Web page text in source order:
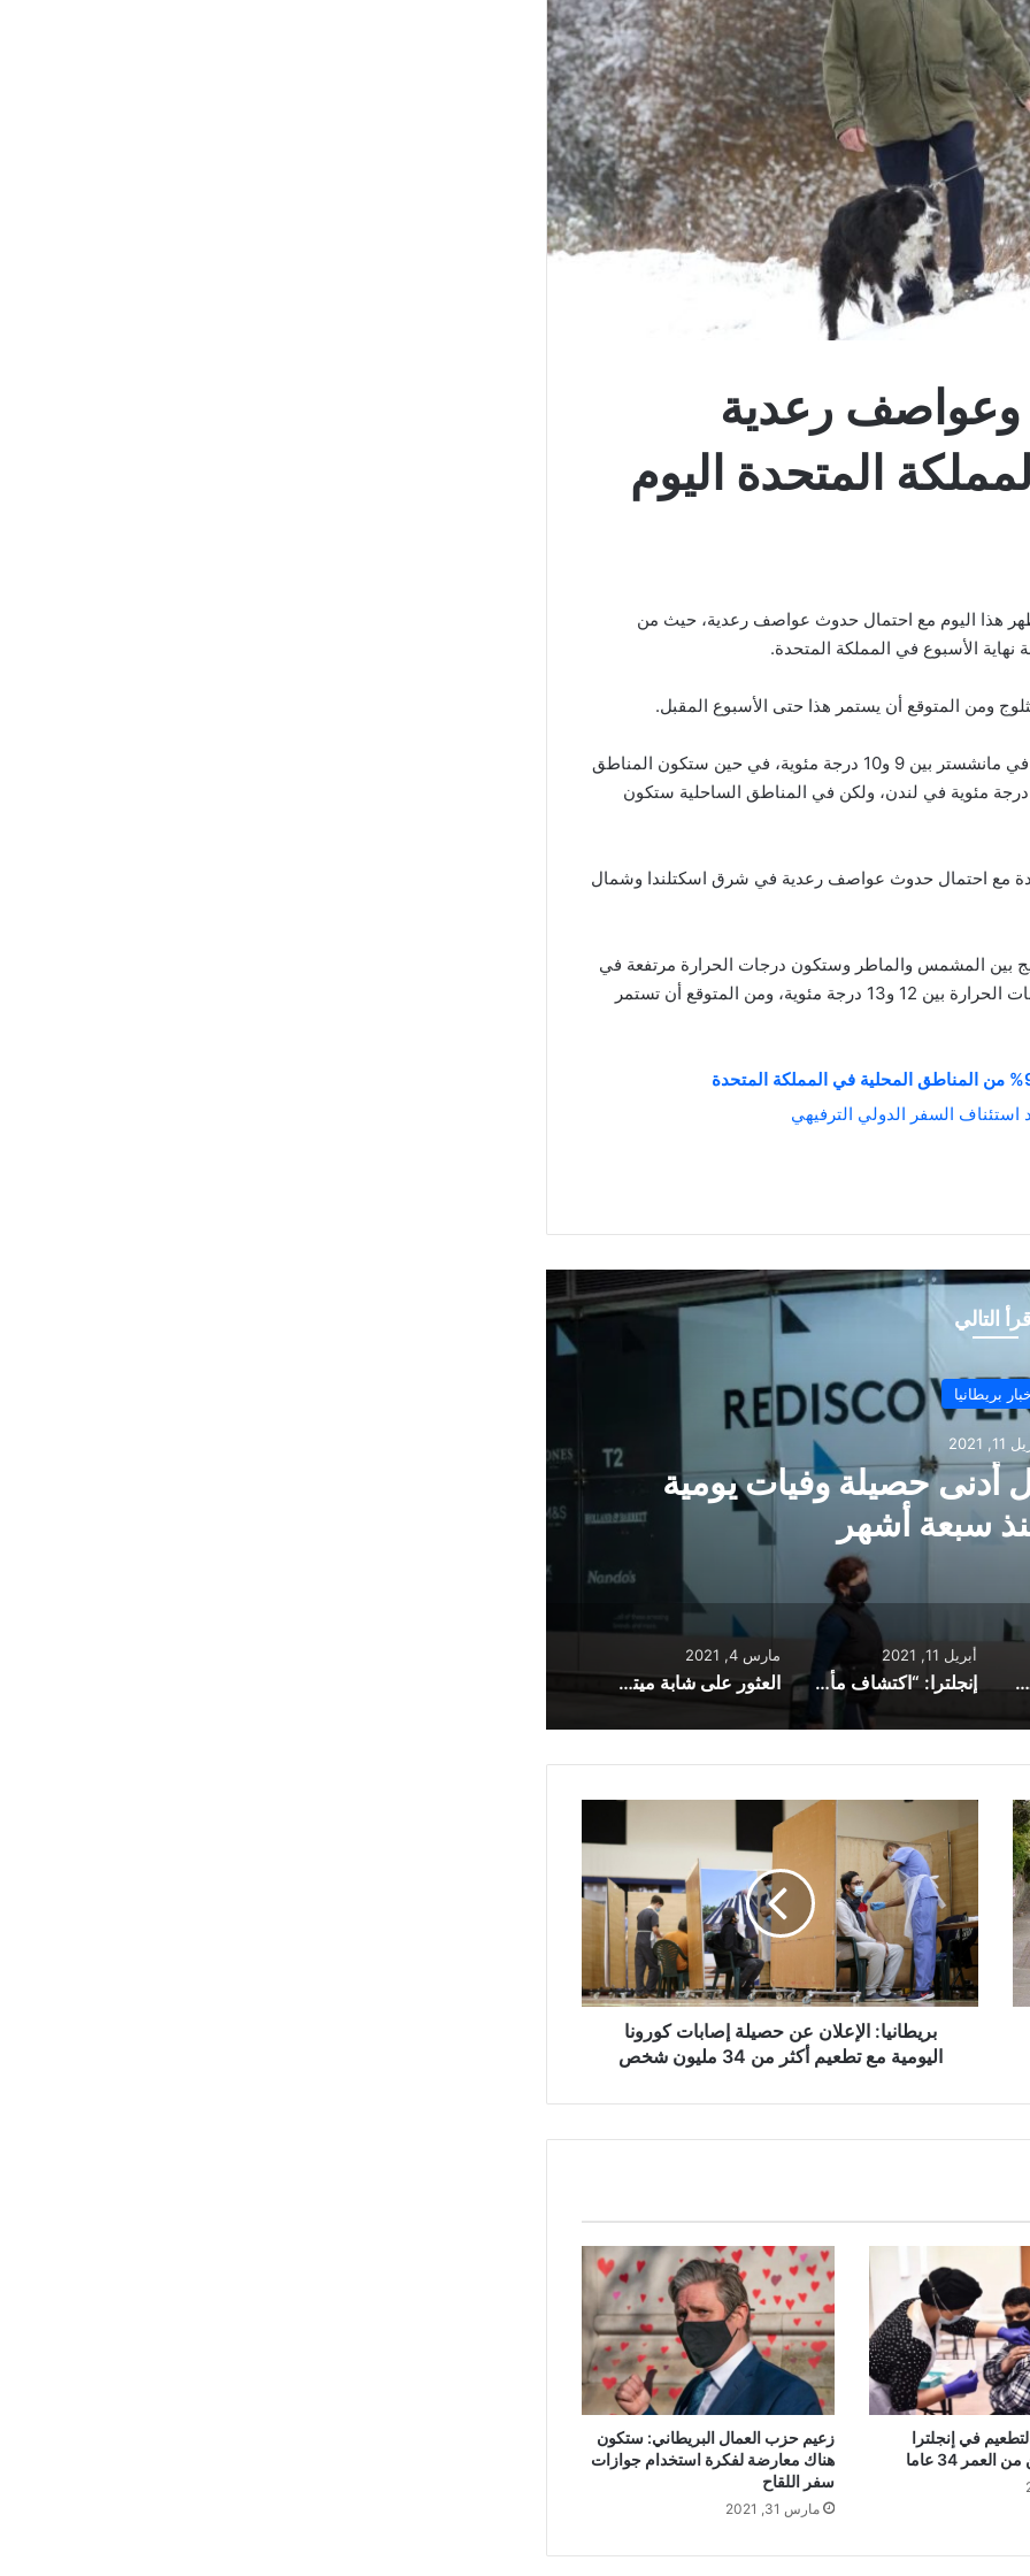
وعواصف رعدية
المتحدة اليوم
ظهر هذا اليوم مع احتمال حدوث عواصف رعدية، حيث من
نهاية الأسبوع في المملكة المتحدة.
ومن المتوقع أن يستمر هذا حتى الأسبوع المقبل.
أما بالنسبة لدرجات الحرارة فستتراوح درجات الحرارة في مانشستر بين 9 و10 درجة مئوية، في حين ستكون المناطق
الجنوبية أكثر دفئاً حيث ستصل درجات الحرارة إلى 14 درجة مئوية في لندن، ولكن في المناطق الساحلية ستكون
مع احتمال حدوث عواصف رعدية في شرق اسكتلندا وشمال
المشمس والماطر وستكون درجات الحرارة مرتفعة في
مناطق الشمال، أما في مناطق الجنوب فستتراوح درجات الحرارة بين 12 و13 درجة مئوية، ومن المتوقع أن تستمر
استئناف السفر الدولي الترفيهي
التالي
أخبار بريطانيا
أبريل 11, 2021
مأساوي”.. مواطن يعثر على طفل ميتا
بجوار متجر بقالة
المملكة المتحدة تسجل أدنى حصيلة وفيات يومية بكورونا منذ سبعة أشهر
أبريل 11, 2021
إنجلترا: “اكتشاف مأساوي”.. مواطن يعثر على طفل ميتا بجوار متجر بقالة
مارس 4, 2021
العثور على شابة ميتة على رصيف في مدينة ليستر بإنجلترا
الإعلان
إصابات
كورونا
اليومية
مع
تطعيم
مليون
بريطانيا: الإعلان عن حصيلة إصابات كورونا
اليومية مع تطعيم أكثر من 34 مليون شخص
في إنجلترا
34 عاما
زعيم حزب العمال البريطاني: ستكون
هناك معارضة لفكرة استخدام جوازات
سفر اللقاح
مارس 31, 2021